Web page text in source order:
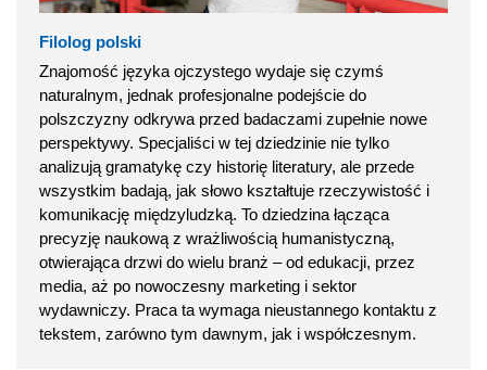
Filolog polski
Znajomość języka ojczystego wydaje się czymś
naturalnym, jednak profesjonalne podejście do
polszczyzny odkrywa przed badaczami zupełnie nowe
perspektywy. Specjaliści w tej dziedzinie nie tylko
analizują gramatykę czy historię literatury, ale przede
wszystkim badają, jak słowo kształtuje rzeczywistość i
komunikację międzyludzką. To dziedzina łącząca
precyzję naukową z wrażliwością humanistyczną,
otwierająca drzwi do wielu branż – od edukacji, przez
media, aż po nowoczesny marketing i sektor
wydawniczy. Praca ta wymaga nieustannego kontaktu z
tekstem, zarówno tym dawnym, jak i współczesnym.